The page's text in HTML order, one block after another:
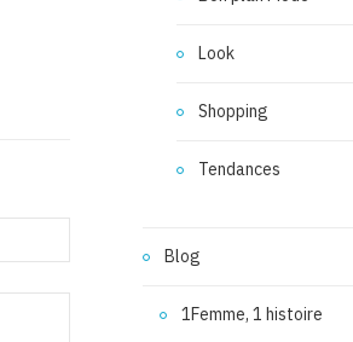
Look
Shopping
Tendances
Blog
1Femme, 1 histoire